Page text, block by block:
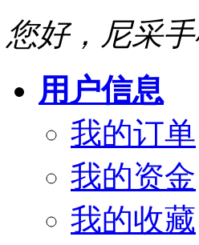
您好，尼采
用户信息
我的订单
我的资金
我的收藏